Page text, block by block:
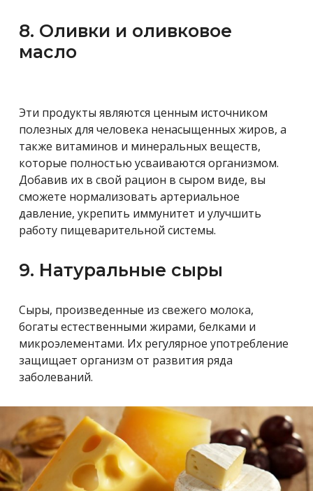
8. Оливки и оливковое
масло
Эти продукты являются ценным источником
полезных для человека ненасыщенных жиров, а
также витаминов и минеральных веществ,
которые полностью усваиваются организмом.
Добавив их в свой рацион в сыром виде, вы
сможете нормализовать артериальное
давление, укрепить иммунитет и улучшить
работу пищеварительной системы.
9. Натуральные сыры
Сыры, произведенные из свежего молока,
богаты естественными жирами, белками и
микроэлементами. Их регулярное употребление
защищает организм от развития ряда
заболеваний.